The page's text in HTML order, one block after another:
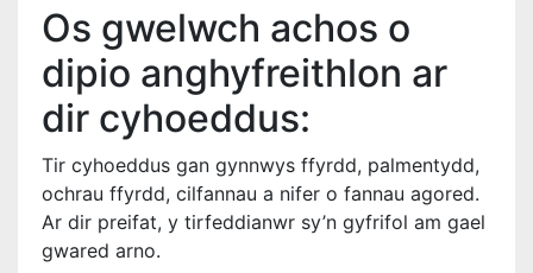
Os gwelwch achos o
dipio anghyfreithlon ar
dir cyhoeddus:
Tir cyhoeddus gan gynnwys ffyrdd, palmentydd,
ochrau ffyrdd, cilfannau a nifer o fannau agored.
Ar dir preifat, y tirfeddianwr sy’n gyfrifol am gael
gwared arno.